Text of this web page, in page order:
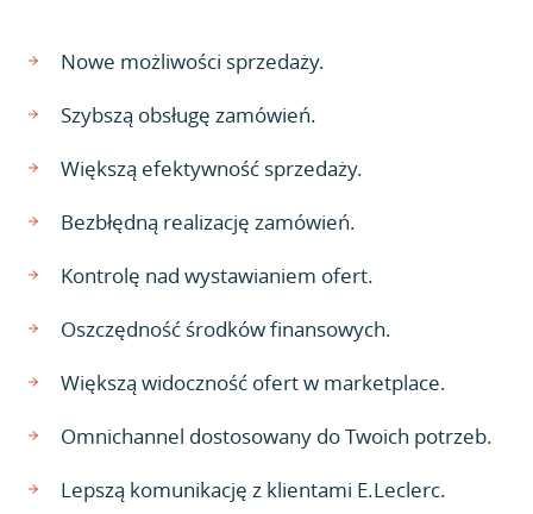
Nowe możliwości sprzedaży.
Szybszą obsługę zamówień.
Większą efektywność sprzedaży.
Bezbłędną realizację zamówień.
Kontrolę nad wystawianiem ofert.
Oszczędność środków finansowych.
Większą widoczność ofert w marketplace.
Omnichannel dostosowany do Twoich potrzeb.
Lepszą komunikację z klientami E.Leclerc.